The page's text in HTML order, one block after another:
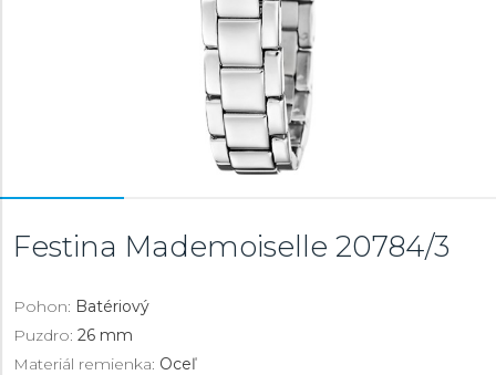
Festina Mademoiselle 20784/3
Pohon: Batériový
Puzdro: 26 mm
Materiál remienka: Oceľ